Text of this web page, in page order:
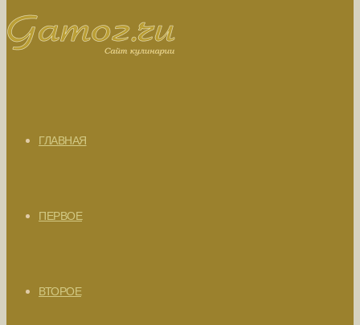
ГЛАВНАЯ
ПЕРВОЕ
ВТОРОЕ